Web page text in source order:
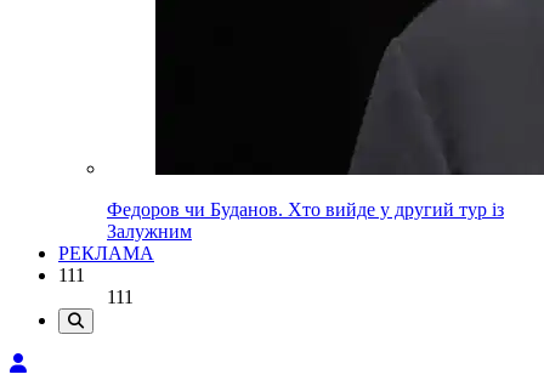
Федоров чи Буданов. Хто вийде у другий тур із
Залужним
РЕКЛАМА
111
111